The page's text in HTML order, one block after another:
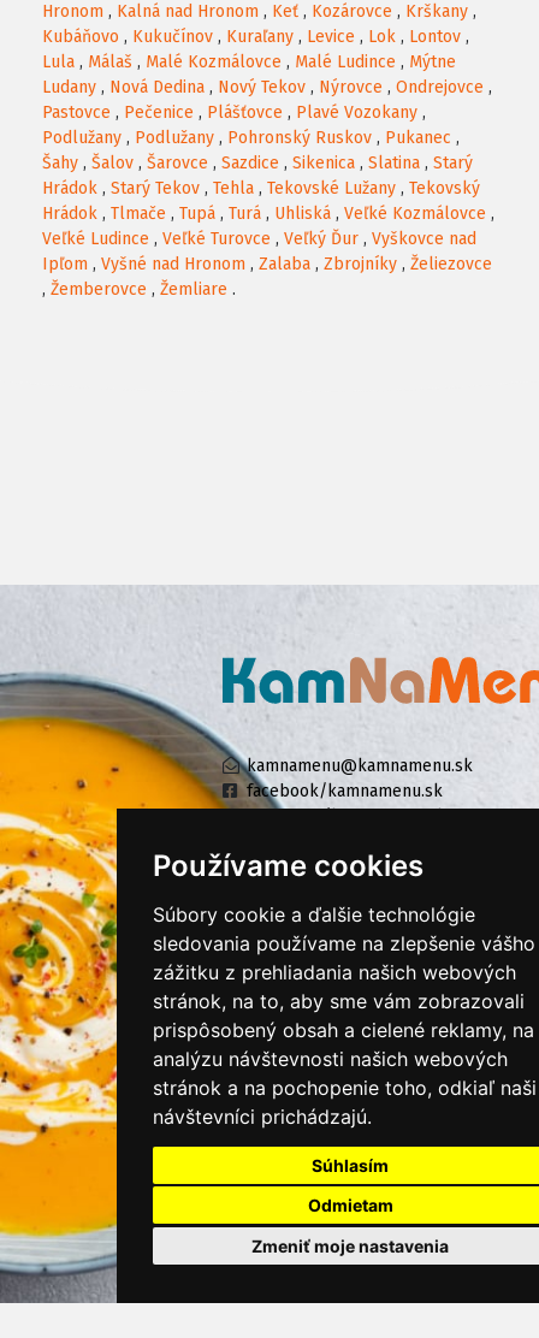
Používame cookies
Súbory cookie a ďalšie technológie
sledovania používame na zlepšenie vášho
zážitku z prehliadania našich webových
stránok, na to, aby sme vám zobrazovali
prispôsobený obsah a cielené reklamy, na
analýzu návštevnosti našich webových
stránok a na pochopenie toho, odkiaľ naši
návštevníci prichádzajú.
Súhlasím
Odmietam
Zmeniť moje nastavenia
Hronom , Kalná nad Hronom , Keť , Kozárovce , Krškany ,
Kubáňovo , Kukučínov , Kuraľany , Levice , Lok , Lontov ,
Lula , Málaš , Malé Kozmálovce , Malé Ludince , Mýtne
Ludany , Nová Dedina , Nový Tekov , Nýrovce , Ondrejovce ,
Pastovce , Pečenice , Plášťovce , Plavé Vozokany ,
Podlužany , Podlužany , Pohronský Ruskov , Pukanec ,
Šahy , Šalov , Šarovce , Sazdice , Sikenica , Slatina , Starý
Hrádok , Starý Tekov , Tehla , Tekovské Lužany , Tekovský
Hrádok , Tlmače , Tupá , Turá , Uhliská , Veľké Kozmálovce ,
Veľké Ludince , Veľké Turovce , Veľký Ďur , Vyškovce nad
Ipľom , Vyšné nad Hronom , Zalaba , Zbrojníky , Želiezovce
, Žemberovce , Žemliare .
kamnamenu@kamnamenu.sk
facebook/kamnamenu.sk
KONTAKTUJTE NÁS
PRIHLÁSIŤ SA DO ZÁKAZNÍCKEJ ZÓNY
Všeobecné obchodné podmienky
Ochrana osobných údajov
Cookies
Moje KamNaMenu
Pridať reštauráciu
Cenník balíkov